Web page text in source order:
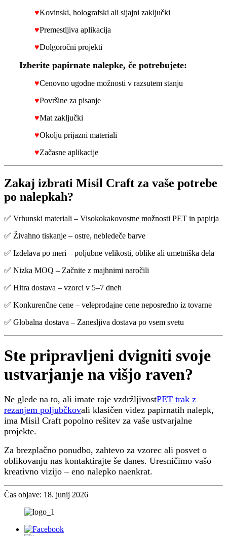
♥Kovinski, holografski ali sijajni zaključki
♥Premestljiva aplikacija
♥Dolgoročni projekti
Izberite papirnate nalepke, če potrebujete:
♥Cenovno ugodne možnosti v razsutem stanju
♥Površine za pisanje
♥Mat zaključki
♥Okolju prijazni materiali
♥Začasne aplikacije
Zakaj izbrati Misil Craft za vaše potrebe
po nalepkah?
✅ Vrhunski materiali – Visokokakovostne možnosti PET in papirja
✅ Živahno tiskanje – ostre, nebledeče barve
✅ Izdelava po meri – poljubne velikosti, oblike ali umetniška dela
✅ Nizka MOQ – Začnite z majhnimi naročili
✅ Hitra dostava – vzorci v 5–7 dneh
✅ Konkurenčne cene – veleprodajne cene neposredno iz tovarne
✅ Globalna dostava – Zanesljiva dostava po vsem svetu
Ste pripravljeni dvigniti svoje
ustvarjanje na višjo raven?
Ne glede na to, ali imate raje vzdržljivostPET trak z
rezanjem poljubčkovali klasičen videz papirnatih nalepk,
ima Misil Craft popolno rešitev za vaše ustvarjalne
projekte.
Za brezplačno ponudbo, zahtevo za vzorec ali posvet o
oblikovanju nas kontaktirajte še danes. Uresničimo vašo
kreativno vizijo – eno nalepko naenkrat.
Čas objave: 18. junij 2026